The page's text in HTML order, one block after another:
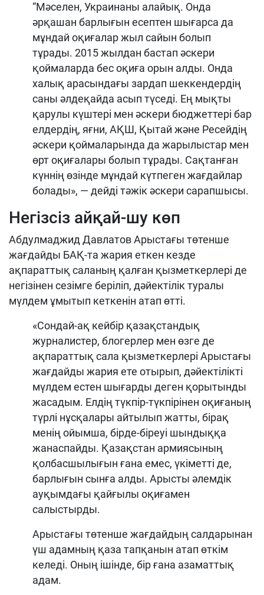
“Мәселен, Украинаны алайық. Онда
әрқашан барлығын есептен шығарса да
мұндай оқиғалар жыл сайын болып
тұрады. 2015 жылдан бастап әскери
қоймаларда бес оқиға орын алды. Онда
халық арасындағы зардап шеккендердің
саны әлдеқайда асып түседі. Ең мықты
қарулы күштері мен әскери бюджеттері бар
елдердің, яғни, АҚШ, Қытай және Ресейдің
әскери қоймаларында да жарылыстар мен
өрт оқиғалары болып тұрады. Сақтанған
күннің өзінде мұндай күтпеген жағдайлар
болады», — дейді тәжік әскери сарапшысы.
Негізсіз айқай-шу көп
Абдулмаджид Давлатов Арыстағы төтенше
жағдайды БАҚ-та жария еткен кезде
ақпараттық саланың қалған қызметкерлері де
негізінен сезімге беріліп, дәйектілік туралы
мүлдем ұмытып кеткенін атап өтті.
«Сондай-ақ кейбір қазақстандық
журналистер, блогерлер мен өзге де
ақпараттық сала қызметкерлері Арыстағы
жағдайды жария ете отырып, дәйектілікті
мүлдем естен шығарды деген қорытынды
жасадым. Елдің түкпір-түкпірінен оқиғаның
түрлі нұсқалары айтылып жатты, бірақ
менің ойымша, бірде-біреуі шындыққа
жанаспайды. Қазақстан армиясының
қолбасшылығын ғана емес, үкіметті де,
барлығын сынға алды. Арысты әлемдік
ауқымдағы қайғылы оқиғамен
салыстырды.
Арыстағы төтенше жағдайдың салдарынан
үш адамның қаза тапқанын атап өткім
келеді. Оның ішінде, бір ғана азаматтық
адам.